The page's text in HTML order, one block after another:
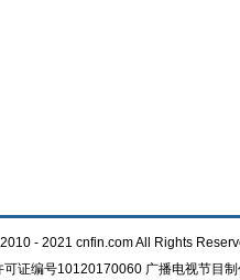
- 2021 cnfin.com All Rights
可证编号10120170060 广播电视节目